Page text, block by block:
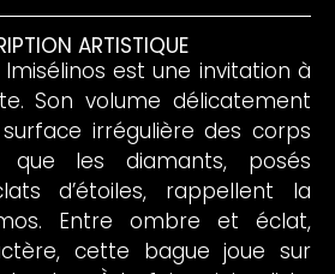
ARTISTIQUE
est une invitation à
Son volume délicatement
irrégulière des corps
que les diamants, posés
d’étoiles, rappellent la
Entre ombre et éclat,
cette bague joue sur